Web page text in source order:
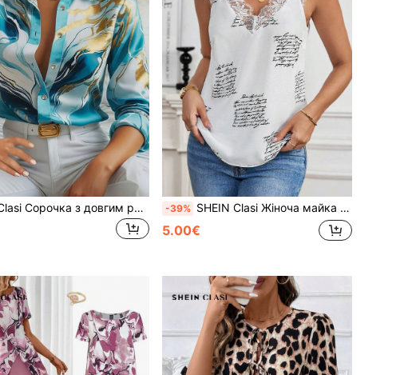
SHEIN Clasi Сорочка з довгим рукавом і ґудзиками спереду з мармуровим принтом, топи з довгими рукавами -39% SHEIN Clasi Жіноча майка з чорно-білим принтом та мереживним зрощенням, підходить для всіх випадків, одяг для вчителів
5.00€